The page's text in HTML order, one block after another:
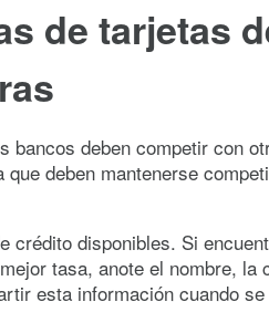
de tarjetas
bancos deben competir con
deben mantenerse
crédito disponibles. Si
tasa, anote el nombre, la
esta información cuando se